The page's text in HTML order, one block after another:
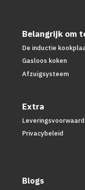
Belangrijk om
De inductie
Gasloos koken
Afzuigsysteem
Extra
Privacybeleid
Blogs